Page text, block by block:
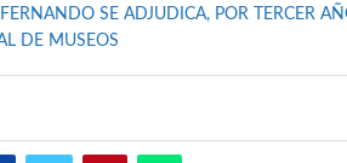
SE ADJUDICA, POR TERCER
DE MUSEOS